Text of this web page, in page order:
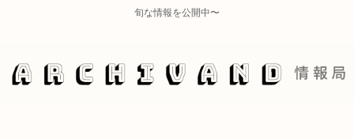
旬な情報を公開中〜